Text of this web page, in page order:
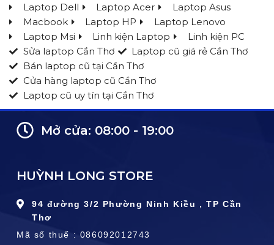
Laptop Dell
Laptop Acer
Laptop Asus
Macbook
Laptop HP
Laptop Lenovo
Laptop Msi
Linh kiện Laptop
Linh kiện PC
Sửa laptop Cần Thơ
Laptop cũ giá rẻ Cần Thơ
Bán laptop cũ tại Cần Thơ
Cửa hàng laptop cũ Cần Thơ
Laptop cũ uy tín tại Cần Thơ
Mở cửa: 08:00 - 19:00
HUỲNH LONG STORE
94 đường 3/2 Phường Ninh Kiều , TP Cần
Thơ
Mã số thuế : 086092012743